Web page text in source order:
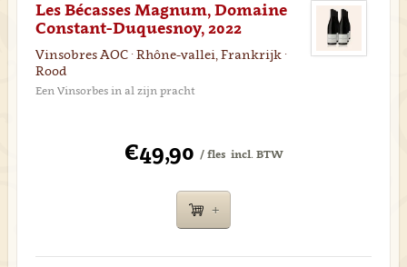
Les Bécasses Magnum, Domaine
Constant-Duquesnoy, 2022
Vinsobres AOC · Rhône-vallei, Frankrijk ·
Rood
Een Vinsorbes in al zijn pracht
€49,90 / fles incl. BTW